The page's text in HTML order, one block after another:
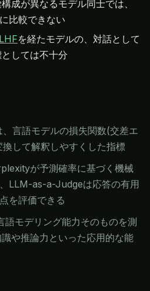
成が異なるモデル同士では、
比較できない
を経たモデルの、対話として
しては不十分
言語モデルの損失関数(交差エ
して解釈しやすくした指標
が予測確率に基づく機械
LLM-as-a-Judgeは応答の有用
を評価できる
モデリング能力そのものを測
や推論力といった応用的な能